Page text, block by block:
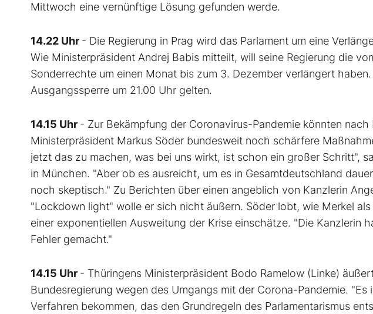
Mittwoch eine vernünftige Lösung gefunden werde.
14.22 Uhr - Die Regierung in Prag wird das Parlament um eine
Wie Ministerpräsident Andrej Babis mitteilt, will seine Regierung die
Sonderrechte um einen Monat bis zum 3. Dezember verlängert
Ausgangssperre um 21.00 Uhr gelten.
14.15 Uhr - Zur Bekämpfung der Coronavirus-Pandemie könnten
Ministerpräsident Markus Söder bundesweit noch schärfere
jetzt das zu machen, was bei uns wirkt, ist schon ein großer Schritt",
in München. "Aber ob es ausreicht, um es in Gesamtdeutschland
noch skeptisch." Zu Berichten über einen angeblich von Kanzlerin
"Lockdown light" wolle er sich nicht äußern. Söder lobt, wie Merkel
einer exponentiellen Ausweitung der Krise einschätze. "Die Kanzlerin
Fehler gemacht."
14.15 Uhr - Thüringens Ministerpräsident Bodo Ramelow (Linke)
Bundesregierung wegen des Umgangs mit der Corona-Pandemie.
Verfahren bekommen, das den Grundregeln des Parlamentarismus